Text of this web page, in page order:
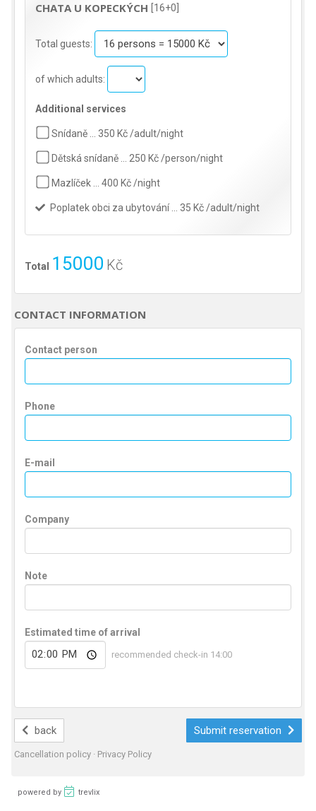
CHATA U KOPECKÝCH [16+0]
Total guests:
of which adults:
Additional services
Snídaně … 350 Kč /adult/night
Dětská snídaně … 250 Kč /person/night
Mazlíček … 400 Kč /night
Poplatek obci za ubytování … 35 Kč /adult/night
Total 15000 Kč
CONTACT INFORMATION
Contact person
Phone
E-mail
Company
Note
Estimated time of arrival
recommended check-in 14:00
Submit reservation
back
Cancellation policy · Privacy Policy
powered by trevlix